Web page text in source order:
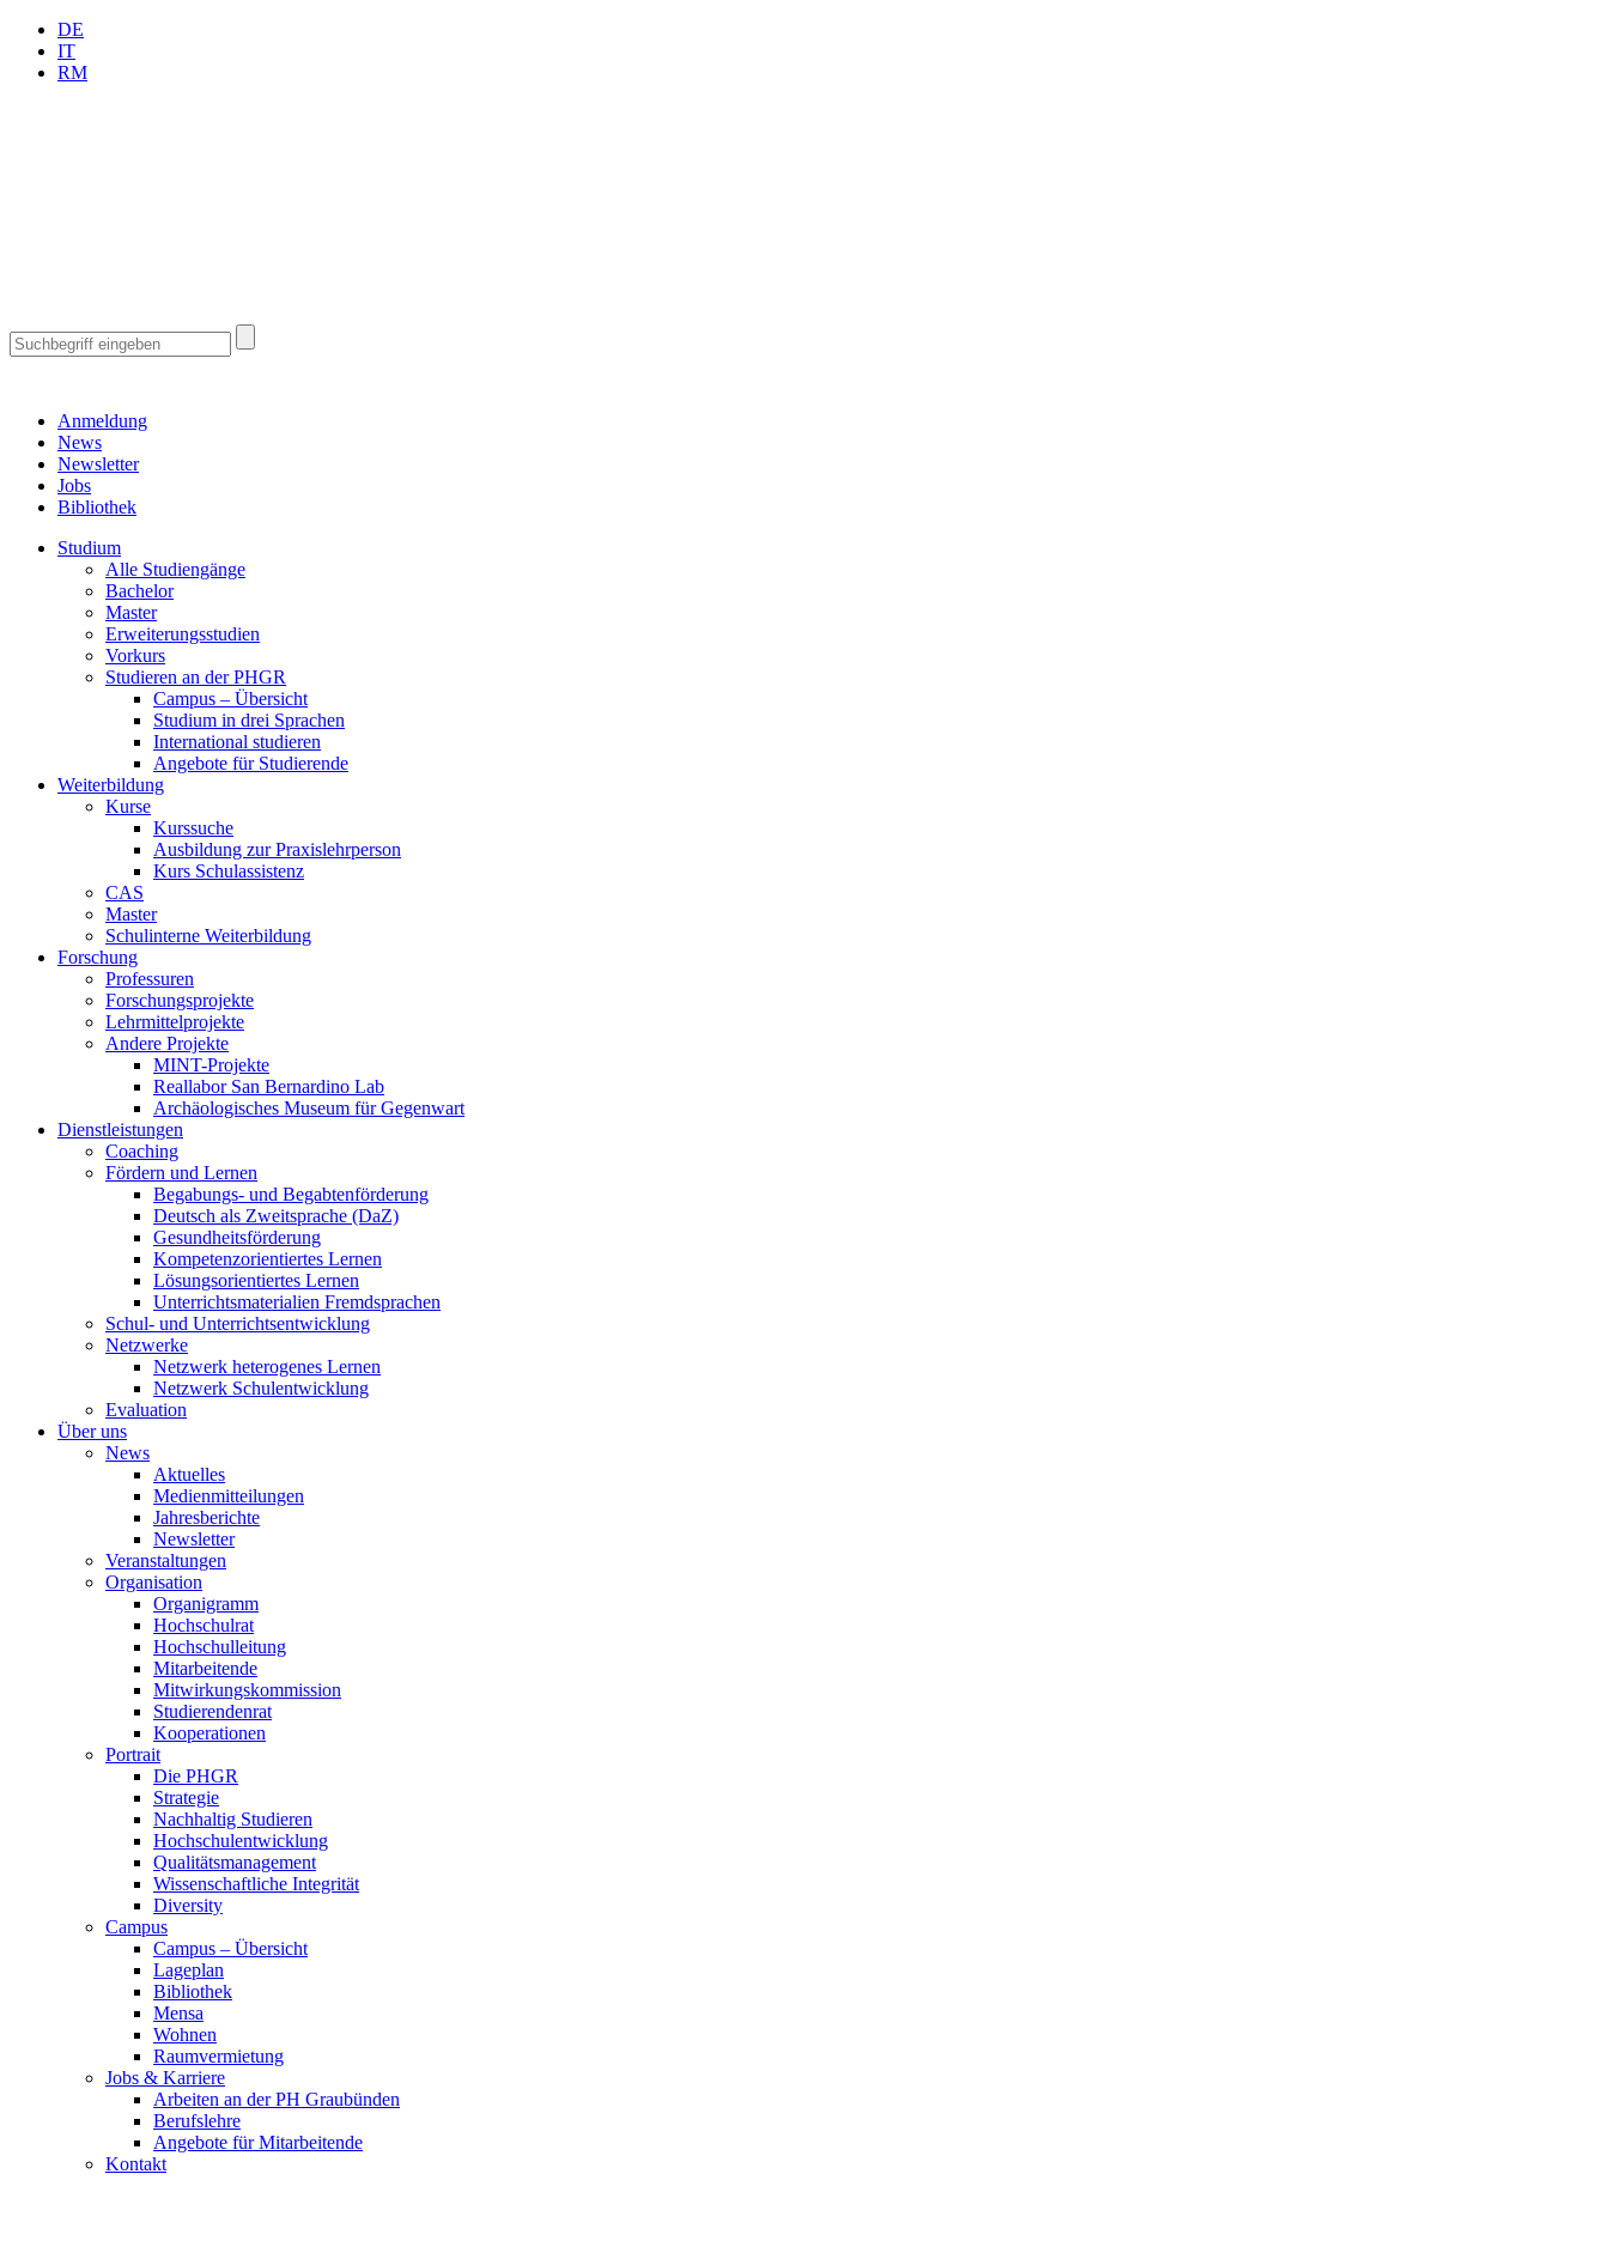
DE
IT
RM
Anmeldung
News
Newsletter
Jobs
Bibliothek
Studium
Alle Studiengänge
Bachelor
Master
Erweiterungsstudien
Vorkurs
Studieren an der PHGR
Campus – Übersicht
Studium in drei Sprachen
International studieren
Angebote für Studierende
Weiterbildung
Kurse
Kurssuche
Ausbildung zur Praxislehrperson
Kurs Schulassistenz
CAS
Master
Schulinterne Weiterbildung
Forschung
Professuren
Forschungsprojekte
Lehrmittelprojekte
Andere Projekte
MINT-Projekte
Reallabor San Bernardino Lab
Archäologisches Museum für Gegenwart
Dienstleistungen
Coaching
Fördern und Lernen
Begabungs- und Begabtenförderung
Deutsch als Zweitsprache (DaZ)
Gesundheitsförderung
Kompetenzorientiertes Lernen
Lösungsorientiertes Lernen
Unterrichtsmaterialien Fremdsprachen
Schul- und Unterrichtsentwicklung
Netzwerke
Netzwerk heterogenes Lernen
Netzwerk Schulentwicklung
Evaluation
Über uns
News
Aktuelles
Medienmitteilungen
Jahresberichte
Newsletter
Veranstaltungen
Organisation
Organigramm
Hochschulrat
Hochschulleitung
Mitarbeitende
Mitwirkungskommission
Studierendenrat
Kooperationen
Portrait
Die PHGR
Strategie
Nachhaltig Studieren
Hochschulentwicklung
Qualitätsmanagement
Wissenschaftliche Integrität
Diversity
Campus
Campus – Übersicht
Lageplan
Bibliothek
Mensa
Wohnen
Raumvermietung
Jobs & Karriere
Arbeiten an der PH Graubünden
Berufslehre
Angebote für Mitarbeitende
Kontakt